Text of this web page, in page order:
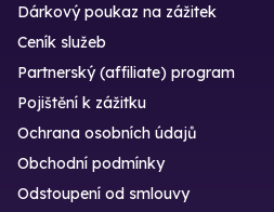
Dárkový poukaz na zážitek
Ceník služeb
Partnerský (affiliate) program
Pojištění k zážitku
Ochrana osobních údajů
Obchodní podmínky
Odstoupení od smlouvy